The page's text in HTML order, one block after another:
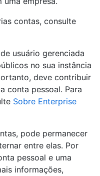
contas, consulte
usuário gerenciada
no sua instância
deve contribuir
conta pessoal. Para
Sobre Enterprise
pode permanecer
entre elas. Por
pessoal e uma
informações,